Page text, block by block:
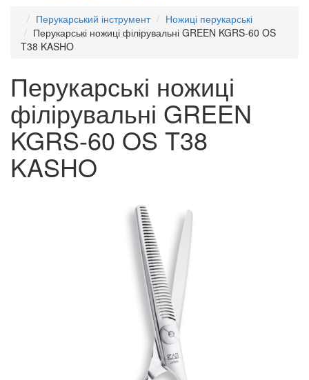
Перукарський інструмент
Ножиці перукарські
Перукарські ножиці філірувальні GREEN KGRS-60 OS
T38 KASHO
Перукарські ножиці
філірувальні GREEN
KGRS-60 OS T38
KASHO